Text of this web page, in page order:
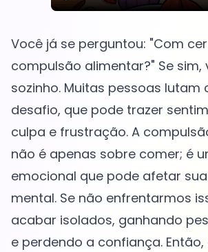
Você já se perguntou: "Com
compulsão alimentar?" Se sim,
sozinho. Muitas pessoas lutam
desafio, que pode trazer
culpa e frustração. A
não é apenas sobre comer; é
emocional que pode afetar
mental. Se não enfrentarmos
acabar isolados, ganhando
e perdendo a confiança.